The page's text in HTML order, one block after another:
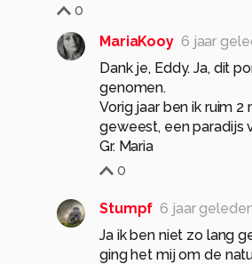
0
MariaKooy 6 jaar
Dank je, Eddy. Ja, dit
genomen.
Vorig jaar ben ik ruim 2
geweest, een paradijs
Gr. Maria
0
Stumpf 6 jaar
Ja ik ben niet zo lang
ging het mij om de